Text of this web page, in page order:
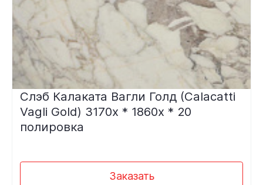
Слэб Калаката Вагли Голд (Calacatti
Vagli Gold) 3170х * 1860х * 20
полировка
Заказать